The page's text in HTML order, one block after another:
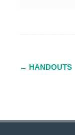
← HANDOUTS